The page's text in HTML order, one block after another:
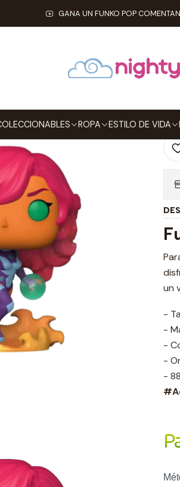
ROPA ESTILO DE VIDA
GANA UN FUNKO POP
FUNKO Pop! DC Comics
un
-
-
-
-
-